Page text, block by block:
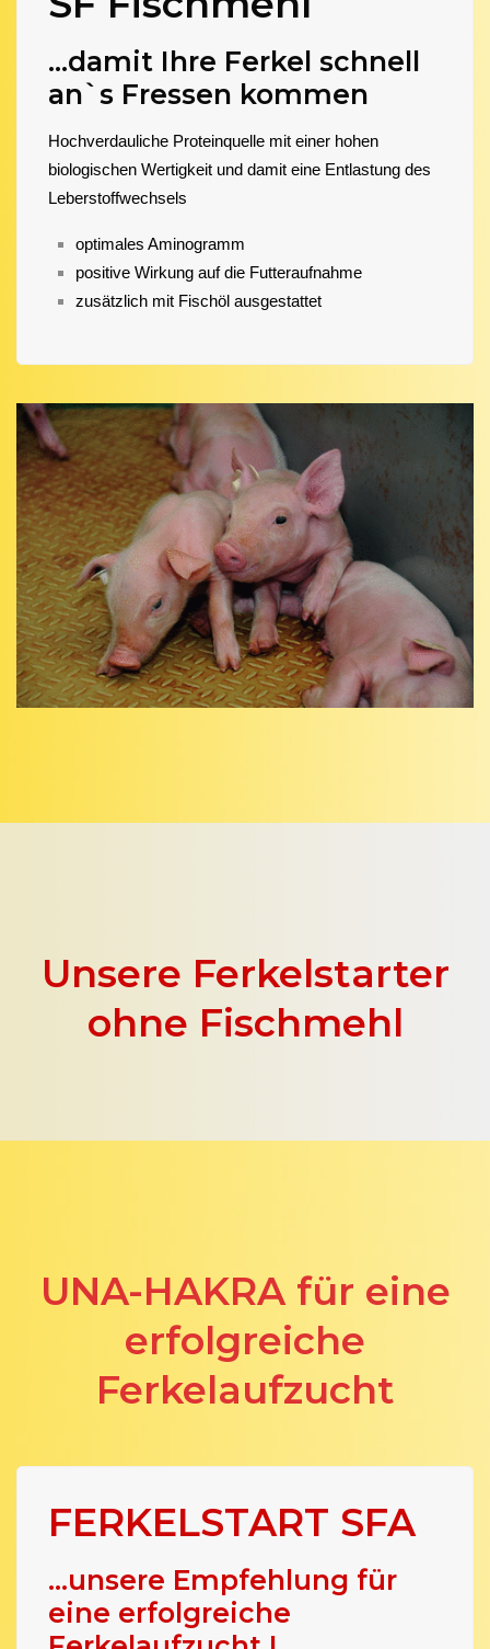
...damit Ihre Ferkel schnell
an`s Fressen kommen
Hochverdauliche Proteinquelle mit einer hohen
biologischen Wertigkeit und damit eine Entlastung des
Leberstoffwechsels
optimales Aminogramm
positive Wirkung auf die Futteraufnahme
zusätzlich mit Fischöl ausgestattet
Unsere Ferkelstarter
ohne Fischmehl
UNA-HAKRA für eine
erfolgreiche
Ferkelaufzucht
FERKELSTART SFA
...unsere Empfehlung für
eine erfolgreiche